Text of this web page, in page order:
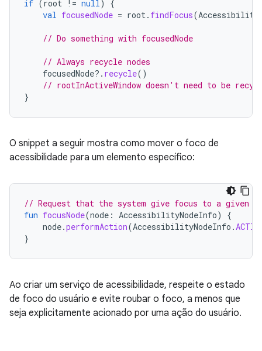
if ( root != null )
{
val focusedNode = root. findFocus(
// Do something with focusedNode
// Always recycle nodes
focusedNode?. recycle()
// rootInActiveWindow doesn't need to be
}
O snippet a seguir mostra como mover o foco de
acessibilidade para um elemento específico:
// Request that the system give focus to a given
fun focusNode(node : AccessibilityNodeInfo)
{
node.performAction(AccessibilityNodeInfo .
}
Ao criar um serviço de acessibilidade, respeite o estado
de foco do usuário e evite roubar o foco, a menos que
seja explicitamente acionado por uma ação do usuário.